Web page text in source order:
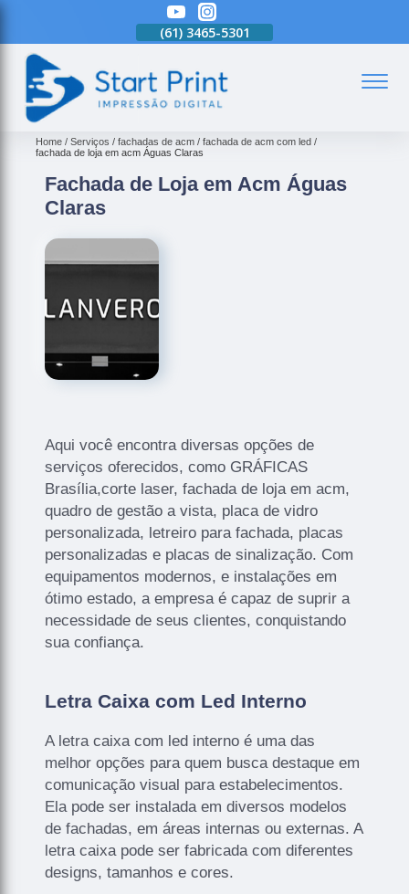
(61) 3465-5301
Home Serviços fachadas de acm
fachada de acm com led
fachada de loja em acm Águas Claras
Fachada de Loja em Acm Águas
Claras
Aqui você encontra diversas opções de
serviços oferecidos, como GRÁFICAS
Brasília,corte laser, fachada de loja em acm,
quadro de gestão a vista, placa de vidro
personalizada, letreiro para fachada, placas
personalizadas e placas de sinalização. Com
equipamentos modernos, e instalações em
ótimo estado, a empresa é capaz de suprir a
necessidade de seus clientes, conquistando
sua confiança.
Letra Caixa com Led Interno
A letra caixa com led interno é uma das
melhor opções para quem busca destaque em
comunicação visual para estabelecimentos.
Ela pode ser instalada em diversos modelos
de fachadas, em áreas internas ou externas. A
letra caixa pode ser fabricada com diferentes
designs, tamanhos e cores.